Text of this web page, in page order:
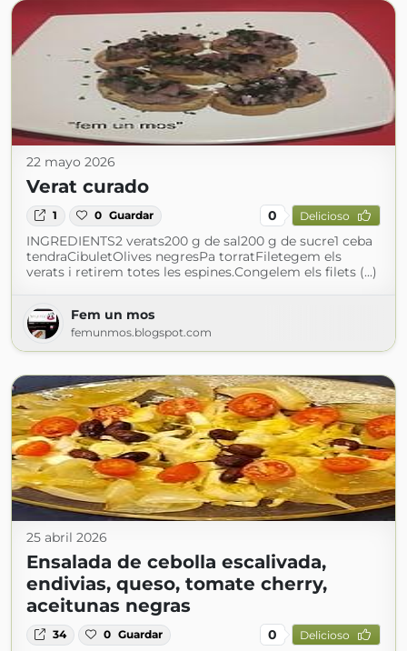
22 mayo 2026
Verat curado
1 0 Guardar 0 Delicioso
INGREDIENTS2 verats200 g de sal200 g de sucre1 ceba
tendraCibuletOlives negresPa torratFiletegem els
verats i retirem totes les espines.Congelem els filets (...)
Fem un mos
femunmos.blogspot.com
25 abril 2026
Ensalada de cebolla escalivada,
endivias, queso, tomate cherry,
aceitunas negras
34 0 Guardar 0 Delicioso